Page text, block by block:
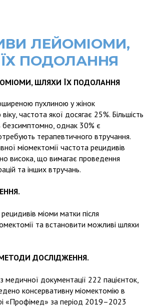
ЛЕЙОМІОМИ,
ПОДОЛАННЯ
ШЛЯХИ ЇХ ПОДОЛАННЯ
пухлиною у жінок
частота якої досягає 25%. Більшість
безсимптомно, однак 30% є
терапевтичного втручання.
міомектомії частота рецидивів
висока, що вимагає проведення
та інших втручань.
міоми матки після
та встановити можливі шляхи
ДОСЛІДЖЕННЯ.
медичної документації 222 пацієнток,
консервативну міомектомію в
«Профімед» за період 2019–2023